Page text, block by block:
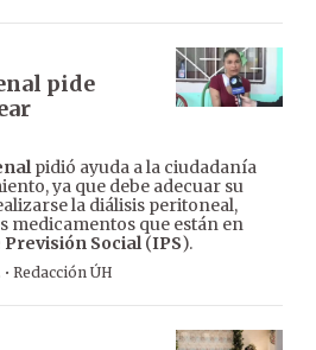
pide
pidió ayuda a la ciudadanía
ya que debe adecuar su
la diálisis peritoneal,
medicamentos que están en
Social(IPS).
· Redacción ÚH